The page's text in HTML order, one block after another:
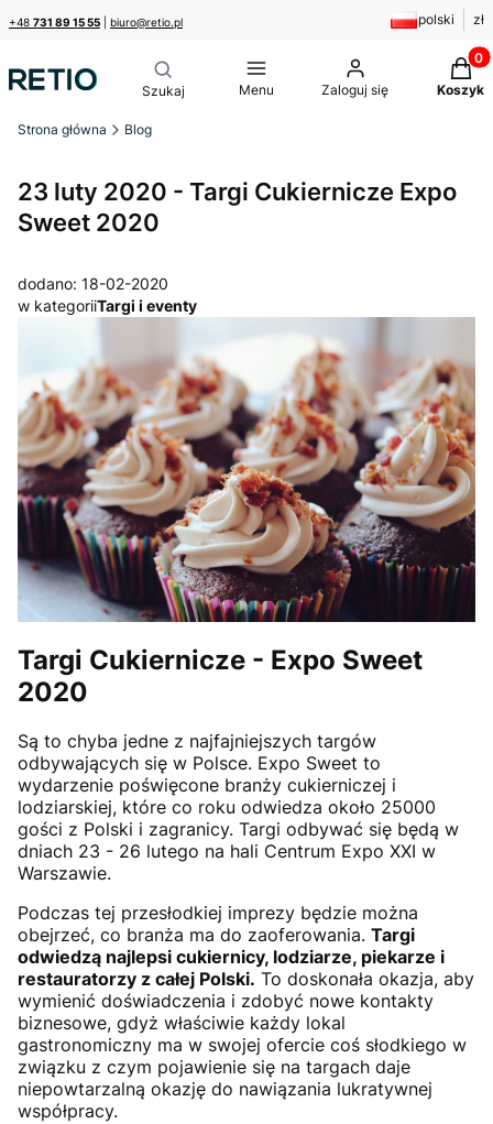
+48 731 89 15 55 biuro@retio.pl polski zł
Menu Zaloguj się Koszyk
Strona główna Blog
23 luty 2020 - Targi Cukiernicze Expo
Sweet 2020
dodano: 18-02-2020
w kategoriiTargi i eventy
Targi Cukiernicze - Expo Sweet
2020
Są to chyba jedne z najfajniejszych targów
odbywających się w Polsce. Expo Sweet to
wydarzenie poświęcone branży cukierniczej i
lodziarskiej, które co roku odwiedza około 25000
gości z Polski i zagranicy. Targi odbywać się będą w
dniach 23 - 26 lutego na hali Centrum Expo XXI w
Warszawie.
Podczas tej przesłodkiej imprezy będzie można
obejrzeć, co branża ma do zaoferowania. Targi
odwiedzą najlepsi cukiernicy, lodziarze, piekarze i
restauratorzy z całej Polski. To doskonała okazja, aby
wymienić doświadczenia i zdobyć nowe kontakty
biznesowe, gdyż właściwie każdy lokal
gastronomiczny ma w swojej ofercie coś słodkiego w
związku z czym pojawienie się na targach daje
niepowtarzalną okazję do nawiązania lukratywnej
współpracy.